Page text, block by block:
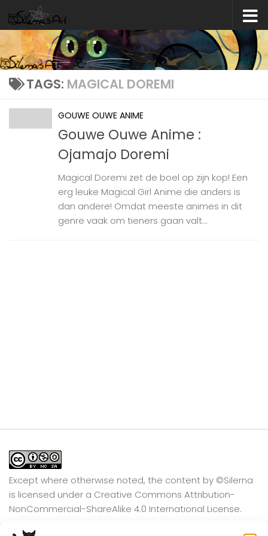
Skip to content
TAGS: MAGICAL DOREMI
GOUWE OUWE ANIME
Gouwe Ouwe Anime :
Ojamajo Doremi
Magical Doremi zet de boel op zijn kop! Een
erg leuke Magical Girl Anime die anders is
dan andere! Omdat meeste animes in dit
genre vaak om tieners gaan valt...
Except where otherwise noted, the content by ©Silerna
is licensed under a Creative Commons Attribution-
NonCommercial-ShareAlike 4.0 International License.